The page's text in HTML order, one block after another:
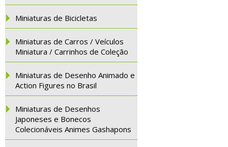
Miniaturas de Bicicletas
Miniaturas de Carros / Veículos
Miniatura / Carrinhos de Coleção
Miniaturas de Desenho Animado e
Action Figures no Brasil
Miniaturas de Desenhos
Japoneses e Bonecos
Colecionáveis Animes Gashapons